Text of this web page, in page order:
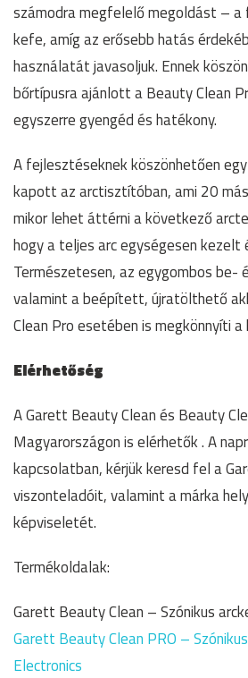
számodra megfelelő megoldást –
kefe, amíg az erősebb hatás
használatát javasoljuk. Ennek
bőrtípusra ajánlott a Beauty Clean
egyszerre gyengéd és hatékony.
A fejlesztéseknek köszönhetően
kapott az arctisztítóban, ami 20
mikor lehet áttérni a következő
hogy a teljes arc egységesen kezelt
Természetesen, az egygombos be-
valamint a beépített, újratölthető
Clean Pro esetében is megkönnyíti
Elérhetőség
A Garett Beauty Clean és Beauty
Magyarországon is elérhetők . A
kapcsolatban, kérjük keresd fel a
viszonteladóit, valamint a márka
képviseletét.
Termékoldalak:
Garett Beauty Clean – Szónikus
Garett Beauty Clean PRO –
Electronics